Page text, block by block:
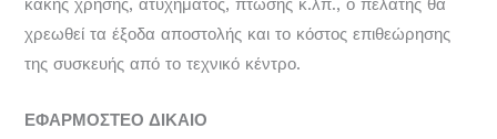
κακής χρήσης, ατυχήματος, πτώσης κ.λπ., ο πελάτης θα
χρεωθεί τα έξοδα αποστολής και το κόστος επιθεώρησης
της συσκευής από το τεχνικό κέντρο.
ΕΦΑΡΜΟΣΤΕΟ ΔΙΚΑΙΟ